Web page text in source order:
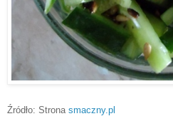
Źródło: Strona smaczny.pl